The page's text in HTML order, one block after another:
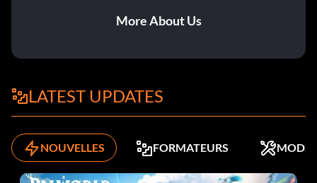
More About Us
LATEST UPDATES
NOUVELLES FORMATEURS MODS